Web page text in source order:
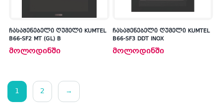
ჩასაშენებელი ღუმელი KUMTEL
B66-SF2 MT (GL) B
მოლოდინში
ჩასაშენებელი ღუმელი KUMTEL
B66-SF3 DDT INOX
მოლოდინში
1 2 →